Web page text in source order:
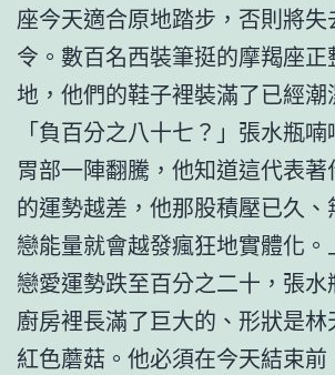
座今天適合原地踏步，否則將
令。數百名西裝筆挺的摩羯座
地，他們的鞋子裡裝滿了已經潮
「負百分之八十七？」張水瓶
胃部一陣翻騰，他知道這代表
的運勢越差，他那股積壓已久
戀能量就會越發瘋狂地實體化
戀愛運勢跌至百分之二十，張
廚房裡長滿了巨大的、形狀是
紅色蘑菇。他必須在今天結束